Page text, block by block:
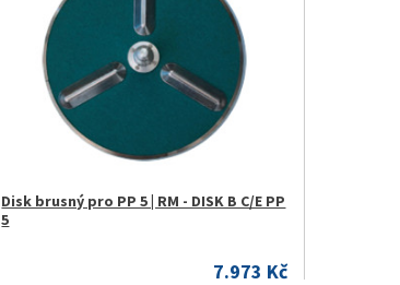
Disk brusný pro PP 5 | RM - DISK B C/E PP
5
7.973 Kč